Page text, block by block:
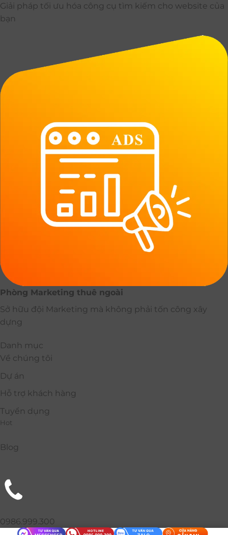
Giải pháp tối ưu hóa công cụ tìm kiếm cho website của
bạn
Phòng Marketing thuê ngoài
Sở hữu đội Marketing mà không phải tốn công xây
dựng
Danh mục
Về chúng tôi
Dự án
Hỗ trợ khách hàng
Tuyển dụng
Hot
Blog
0986.999.300